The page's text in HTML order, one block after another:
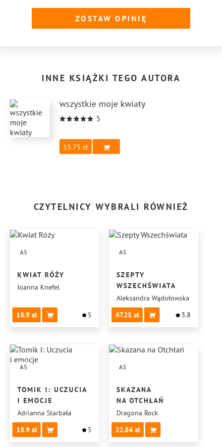
ZOSTAW OPINIĘ
INNE KSIĄŻKI TEGO AUTORA
wszystkie moje kwiaty
5
15.75
CZYTELNICY WYBRALI RÓWNIEŻ
A5
KWIAT RÓŻY
Joanna Knefel
18.9 5
A5
SZEPTY
WSZECHŚWIATA
Aleksandra Wądołowska
47.25
3.8
A5
TOMIK I: UCZUCIA
I EMOCJE
Adrianna Starbała
18.9
5
A5
SKAZANA
NA OTCHŁAŃ
Dragona Rock
22.84